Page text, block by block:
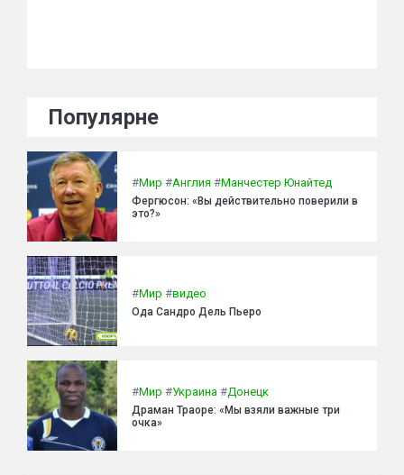
Популярне
#Мир #Англия #Манчестер Юнайтед
Фергюсон: «Вы действительно поверили в
это?»
#Мир #видео
Ода Сандро Дель Пьеро
#Мир #Украина #Донецк
Драман Траоре: «Мы взяли важные три
очка»